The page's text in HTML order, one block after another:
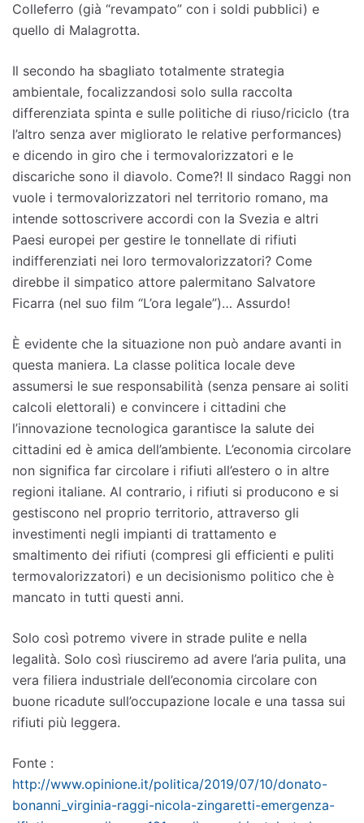
Colleferro (già “revampato” con i soldi pubblici) e
quello di Malagrotta.
Il secondo ha sbagliato totalmente strategia
ambientale, focalizzandosi solo sulla raccolta
differenziata spinta e sulle politiche di riuso/riciclo (tra
l’altro senza aver migliorato le relative performances)
e dicendo in giro che i termovalorizzatori e le
discariche sono il diavolo. Come?! Il sindaco Raggi non
vuole i termovalorizzatori nel territorio romano, ma
intende sottoscrivere accordi con la Svezia e altri
Paesi europei per gestire le tonnellate di rifiuti
indifferenziati nei loro termovalorizzatori? Come
direbbe il simpatico attore palermitano Salvatore
Ficarra (nel suo film “L’ora legale”)… Assurdo!
È evidente che la situazione non può andare avanti in
questa maniera. La classe politica locale deve
assumersi le sue responsabilità (senza pensare ai soliti
calcoli elettorali) e convincere i cittadini che
l’innovazione tecnologica garantisce la salute dei
cittadini ed è amica dell’ambiente. L’economia circolare
non significa far circolare i rifiuti all’estero o in altre
regioni italiane. Al contrario, i rifiuti si producono e si
gestiscono nel proprio territorio, attraverso gli
investimenti negli impianti di trattamento e
smaltimento dei rifiuti (compresi gli efficienti e puliti
termovalorizzatori) e un decisionismo politico che è
mancato in tutti questi anni.
Solo così potremo vivere in strade pulite e nella
legalità. Solo così riusciremo ad avere l’aria pulita, una
vera filiera industriale dell’economia circolare con
buone ricadute sull’occupazione locale e una tassa sui
rifiuti più leggera.
Fonte :
http://www.opinione.it/politica/2019/07/10/donato-
bonanni_virginia-raggi-nicola-zingaretti-emergenza-